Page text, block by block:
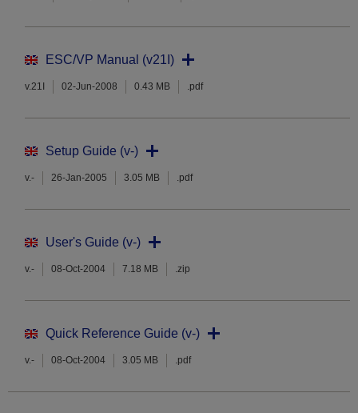
ESC/VP Manual (v21I)
v.21I 02-Jun-2008 0.43 MB .pdf
Setup Guide (v-)
v.- 26-Jan-2005 3.05 MB .pdf
User's Guide (v-)
v.- 08-Oct-2004 7.18 MB .zip
Quick Reference Guide (v-)
v.- 08-Oct-2004 3.05 MB .pdf